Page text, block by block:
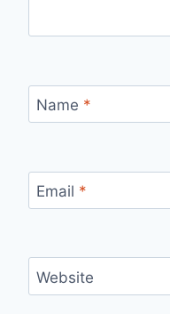
Name *
Email *
Website